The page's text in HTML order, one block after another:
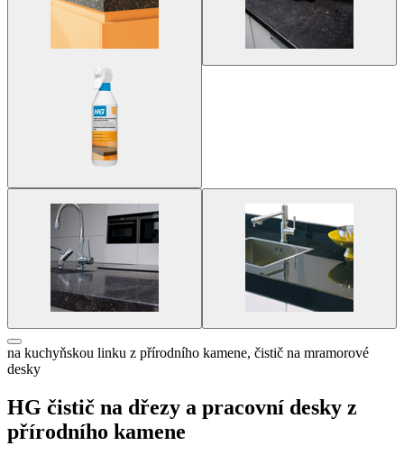
na kuchyňskou linku z přírodního kamene, čistič na mramorové
desky
HG čistič na dřezy a pracovní desky z
přírodního kamene